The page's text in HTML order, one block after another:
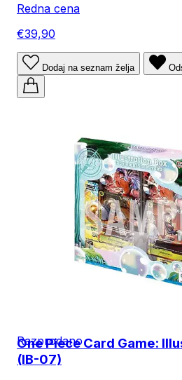
Redna cena
€39,90
Dodaj na seznam želja
Razprodano
One Piece Card Game:
(IB-07)